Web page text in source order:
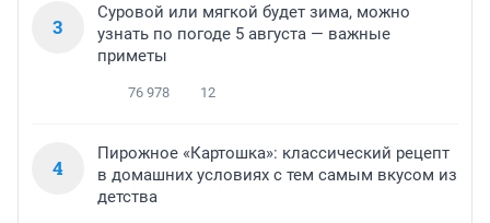
3
Суровой или мягкой будет зима, можно
узнать по погоде 5 августа — важные
приметы
76 978 12
4
Пирожное «Картошка»: классический рецепт
в домашних условиях с тем самым вкусом из
детства